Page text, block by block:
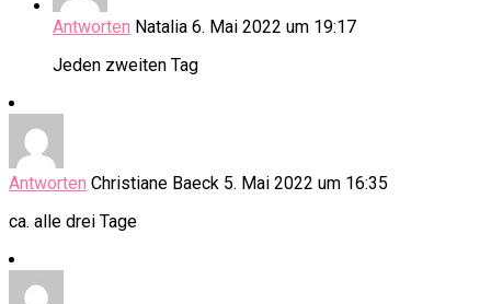
Antworten Natalia 6. Mai 2022 um 19:17
Jeden zweiten Tag
Antworten Christiane Baeck 5. Mai 2022 um 16:35
ca. alle drei Tage